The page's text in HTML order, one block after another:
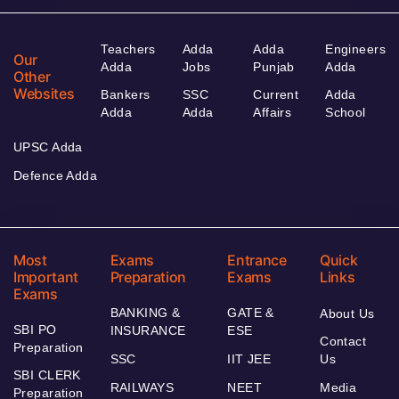
Our
Other
Websites
Teachers
Adda
Bankers
Adda
Adda
Jobs
SSC
Adda
Adda
Punjab
Current
Affairs
Engineers
Adda
Adda
School
UPSC Adda
Defence Adda
Most
Important
Exams
SBI PO
Preparation
SBI CLERK
Preparation
Exams
Preparation
BANKING &
INSURANCE
SSC
RAILWAYS
Entrance
Exams
GATE &
ESE
IIT JEE
NEET
Quick
Links
About Us
Contact
Us
Media